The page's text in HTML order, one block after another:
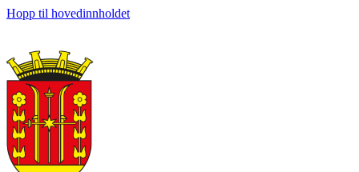
Hopp til hovedinnholdet